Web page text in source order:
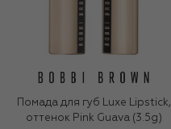
Помада для губ Luxe Lipstick,
оттенок Pink Guava (3.5g)